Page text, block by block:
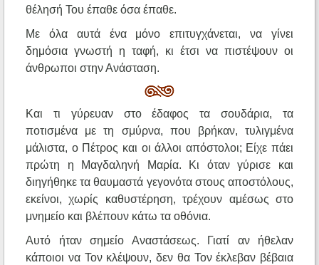
θέλησή Του έπαθε όσα έπαθε.
Με όλα αυτά ένα μόνο επιτυγχάνεται, να γίνει
δημόσια γνωστή η ταφή, κι έτσι να πιστέψουν οι
άνθρωποι στην Ανάσταση.
Και τι γύρευαν στο έδαφος τα σουδάρια, τα
ποτισμένα με τη σμύρνα, που βρήκαν, τυλιγμένα
μάλιστα, ο Πέτρος και οι άλλοι απόστολοι; Είχε πάει
πρώτη η Μαγδαληνή Μαρία. Κι όταν γύρισε και
διηγήθηκε τα θαυμαστά γεγονότα στους αποστόλους,
εκείνοι, χωρίς καθυστέρηση, τρέχουν αμέσως στο
μνημείο και βλέπουν κάτω τα οθόνια.
Αυτό ήταν σημείο Αναστάσεως. Γιατί αν ήθελαν
κάποιοι να Τον κλέψουν, δεν θα Τον έκλεβαν βέβαια